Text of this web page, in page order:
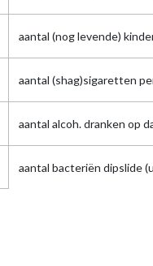
aantal (nog levende)
aantal (shag)sigaretten
aantal alcoh. dranken op
aantal bacteriën dipslide